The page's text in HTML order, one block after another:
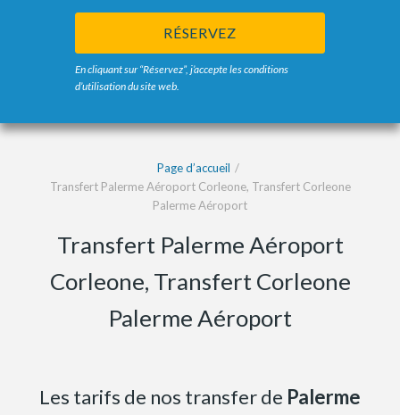
RÉSERVEZ
En cliquant sur “Réservez”, j’accepte les conditions
d’utilisation du site web.
Page d’accueil
Transfert Palerme Aéroport Corleone, Transfert Corleone
Palerme Aéroport
Transfert Palerme Aéroport
Corleone, Transfert Corleone
Palerme Aéroport
Les tarifs de nos transfer de Palerme